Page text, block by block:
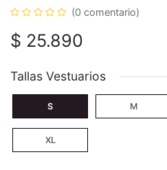
(0 comentario)
$ 25.890
Tallas Vestuarios
S M
XL